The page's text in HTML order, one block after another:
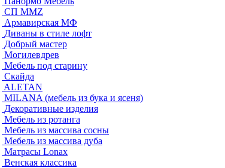
СП ММZ
Армавирская МФ
Диваны в стиле лофт
Добрый мастер
Могилевдрев
Мебель под старину
Скайда
ALETAN
MILANA (мебель из бука и ясеня)
Декоративные изделия
Мебель из ротанга
Мебель из массива сосны
Мебель из массива дуба
Матрасы Lonax
Венская классика